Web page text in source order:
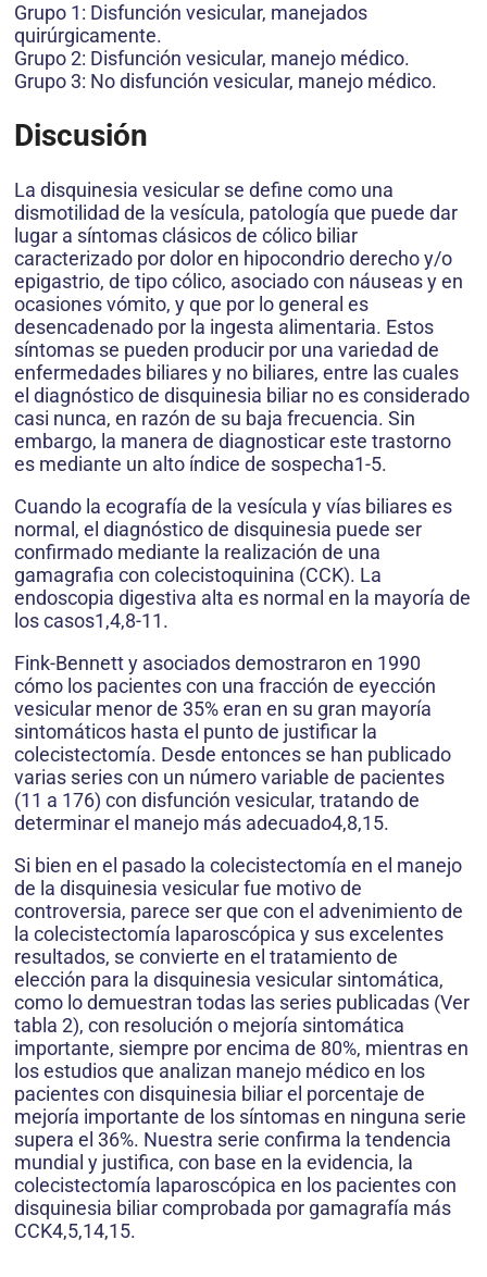
Grupo 1: Disfunción vesicular, manejados
quirúrgicamente.
Grupo 2: Disfunción vesicular, manejo médico.
Grupo 3: No disfunción vesicular, manejo médico.
Discusión
La disquinesia vesicular se define como una
dismotilidad de la vesícula, patología que puede dar
lugar a síntomas clásicos de cólico biliar
caracterizado por dolor en hipocondrio derecho y/o
epigastrio, de tipo cólico, asociado con náuseas y en
ocasiones vómito, y que por lo general es
desencadenado por la ingesta alimentaria. Estos
síntomas se pueden producir por una variedad de
enfermedades biliares y no biliares, entre las cuales
el diagnóstico de disquinesia biliar no es considerado
casi nunca, en razón de su baja frecuencia. Sin
embargo, la manera de diagnosticar este trastorno
es mediante un alto índice de sospecha1-5.
Cuando la ecografía de la vesícula y vías biliares es
normal, el diagnóstico de disquinesia puede ser
confirmado mediante la realización de una
gamagrafia con colecistoquinina (CCK). La
endoscopia digestiva alta es normal en la mayoría de
los casos1,4,8-11.
Fink-Bennett y asociados demostraron en 1990
cómo los pacientes con una fracción de eyección
vesicular menor de 35% eran en su gran mayoría
sintomáticos hasta el punto de justificar la
colecistectomía. Desde entonces se han publicado
varias series con un número variable de pacientes
(11 a 176) con disfunción vesicular, tratando de
determinar el manejo más adecuado4,8,15.
Si bien en el pasado la colecistectomía en el manejo
de la disquinesia vesicular fue motivo de
controversia, parece ser que con el advenimiento de
la colecistectomía laparoscópica y sus excelentes
resultados, se convierte en el tratamiento de
elección para la disquinesia vesicular sintomática,
como lo demuestran todas las series publicadas (Ver
tabla 2), con resolución o mejoría sintomática
importante, siempre por encima de 80%, mientras en
los estudios que analizan manejo médico en los
pacientes con disquinesia biliar el porcentaje de
mejoría importante de los síntomas en ninguna serie
supera el 36%. Nuestra serie confirma la tendencia
mundial y justifica, con base en la evidencia, la
colecistectomía laparoscópica en los pacientes con
disquinesia biliar comprobada por gamagrafía más
CCK4,5,14,15.